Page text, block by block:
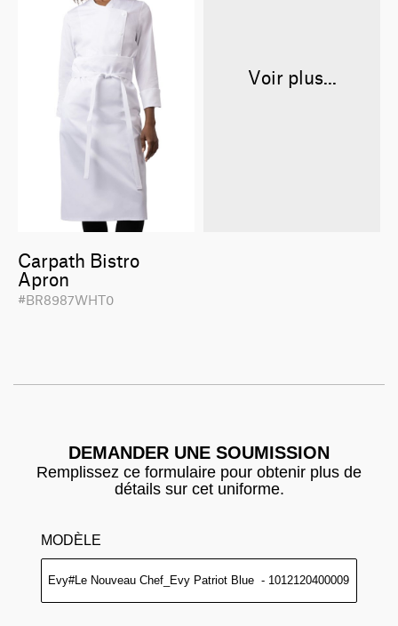
Carpath Bistro
Apron
#BR8987WHT0
Voir plus...
DEMANDER UNE SOUMISSION
Remplissez ce formulaire pour obtenir plus de
détails sur cet uniforme.
MODÈLE